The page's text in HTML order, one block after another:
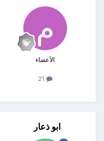
الأعضاء
ابو ذعار